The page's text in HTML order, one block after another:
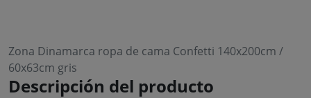
Zona Dinamarca ropa de cama Confetti 140x200cm /
60x63cm gris
Descripción del producto